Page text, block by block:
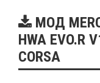
МОД
HWA EVO.R
CORSA